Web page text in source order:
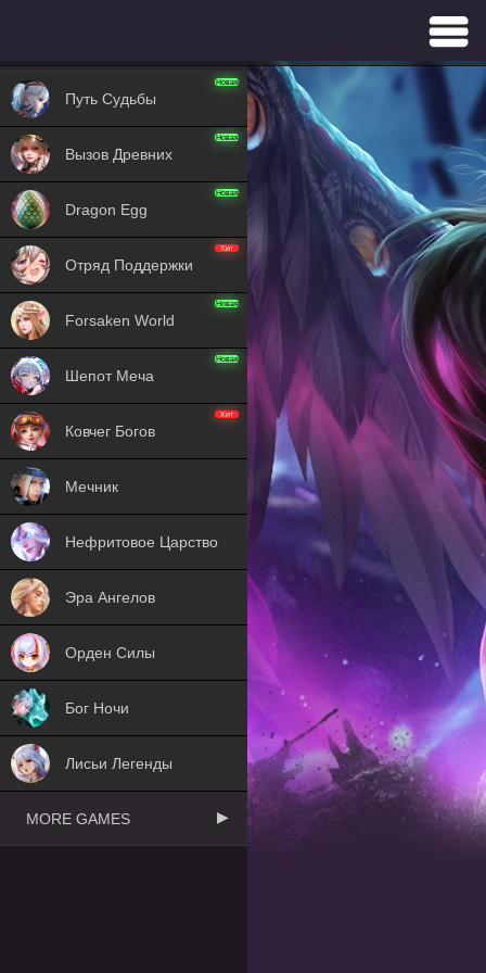
Путь Судьбы
Новая
Вызов Древних
Новая
Dragon Egg
Новая
Отряд Поддержки
Хит
Forsaken World
Новая
Шепот Меча
Новая
Ковчег Богов
Хит
Мечник
Нефритовое Царство
Эра Ангелов
Орден Силы
Бог Ночи
Лисьи Легенды
MORE GAMES